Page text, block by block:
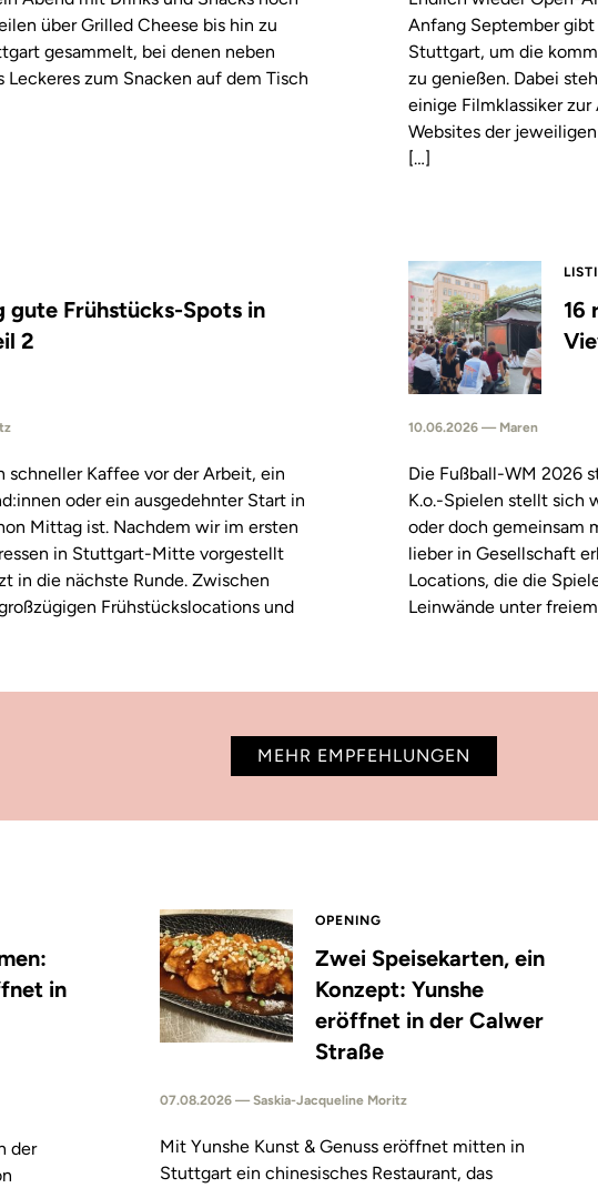
über Grilled Cheese bis hin zu
gesammelt, bei denen neben
zum Snacken auf dem Tisch
Anfang September
Stuttgart, um die
zu genießen. Dabei
einige Filmklassiker zur
Websites der
[…]
gute Frühstücks-Spots in
2
schneller Kaffee vor der Arbeit, ein
oder ein ausgedehnter Start in
Mittag ist. Nachdem wir im ersten
in Stuttgart-Mitte vorgestellt
in die nächste Runde. Zwischen
Frühstückslocations und
16
10.06.2026 — Maren
Die Fußball-WM 2026
K.o.-Spielen stellt sich
oder doch gemeinsam
lieber in Gesellschaft
Locations, die die
Leinwände unter
MEHR EMPFEHLUNGEN
in
der
OPENING
Zwei Speisekarten, ein
Konzept: Yunshe
eröffnet in der Calwer
Straße
07.08.2026 — Saskia-Jacqueline Moritz
Mit Yunshe Kunst & Genuss eröffnet mitten in
Stuttgart ein chinesisches Restaurant, das